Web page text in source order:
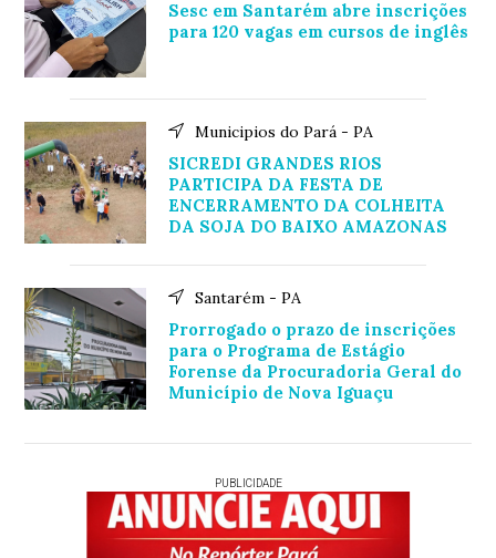
Sesc em Santarém abre inscrições
para 120 vagas em cursos de inglês
Municipios do Pará - PA
SICREDI GRANDES RIOS
PARTICIPA DA FESTA DE
ENCERRAMENTO DA COLHEITA
DA SOJA DO BAIXO AMAZONAS
Santarém - PA
Prorrogado o prazo de inscrições
para o Programa de Estágio
Forense da Procuradoria Geral do
Município de Nova Iguaçu
PUBLICIDADE